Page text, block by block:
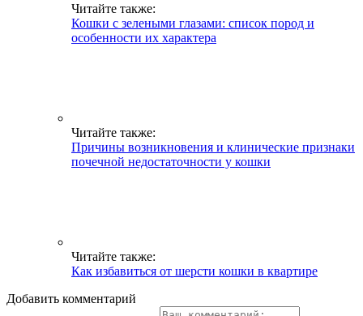
Читайте также:
Кошки с зелеными глазами: список пород и
особенности их характера
Читайте также:
Причины возникновения и клинические признаки
почечной недостаточности у кошки
Читайте также:
Как избавиться от шерсти кошки в квартире
Добавить комментарий